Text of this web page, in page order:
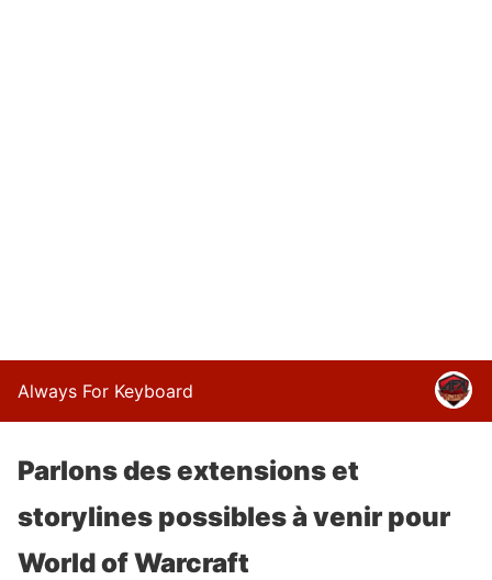
Always For Keyboard
Parlons des extensions et
storylines possibles à venir pour
World of Warcraft